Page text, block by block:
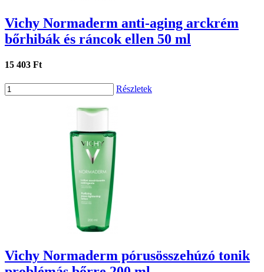
Vichy Normaderm anti-aging arckrém
bőrhibák és ráncok ellen 50 ml
15 403 Ft
Részletek
Vichy Normaderm pórusösszehúzó tonik